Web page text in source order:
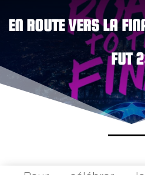
EN ROUTE VERS LA
FUT